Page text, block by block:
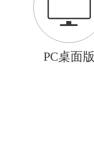
PC桌面版